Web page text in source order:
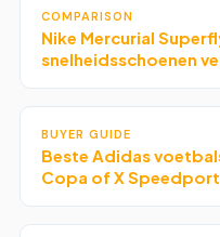
COMPARISON
Nike Mercurial
snelheidsschoenen
BUYER GUIDE
Beste Adidas
Copa of X